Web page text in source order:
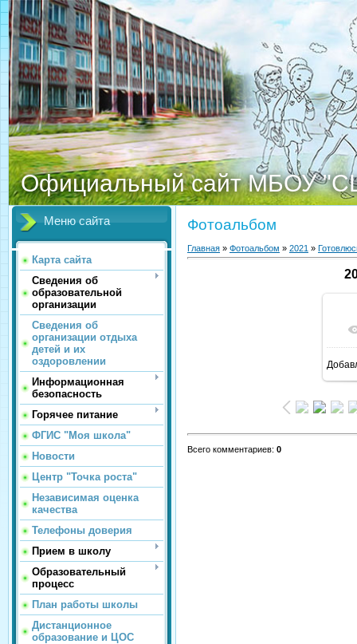
Официальный сайт МБОУ
Меню сайта
Карта сайта
Сведения об
образовательной
организации
Сведения об
организации отдыха
детей и их
оздоровлении
Информационная
безопасность
Горячее питание
ФГИС "Моя школа"
Новости
Центр "Точка роста"
Независимая оценка
качества
Телефоны доверия
Прием в школу
Образовательный
процесс
План работы школы
Дистанционное
образование и ЦОС
Фотоальбом
Главная » Фотоальбом » 2021 »
Всего комментариев: 0